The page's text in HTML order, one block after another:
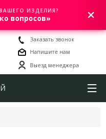
0
Заказать звонок
Напишите нам
Выезд менеджера
ИЗДЕЛИЯ?
вопросов»